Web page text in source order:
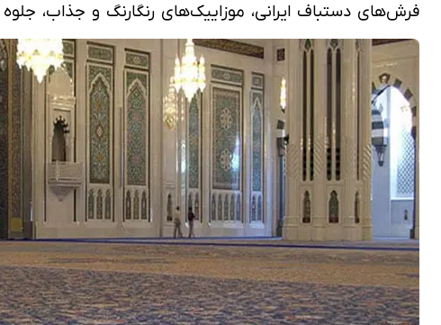
فرش‌های دستباف ایرانی، موزاییک‌های رنگارنگ و جذاب،